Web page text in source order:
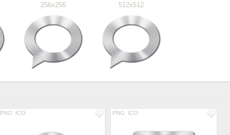
256x256 512x512
PNG ICO PNG ICO